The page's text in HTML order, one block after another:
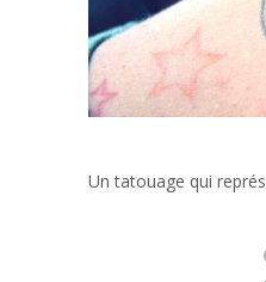
Un tatouage qui